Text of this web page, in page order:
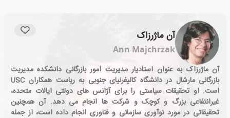
آن ماژرزاک
Ann Majchrzak
آن ماژرزاک به عنوان استادیار مدیریت امور بازرگانی دانشکده مدیریت
بازرگانی مارشال در دانشگاه کالیفرنیای جنوبی به ریاست همکاران USC
است. او تحقیقات سیاستی را برای آژانس های دولتی ایالات متحده،
غیرانتفاعی بزرگ و کوچک و شرکت ها انجام می دهد. آن همچنین
تحقیقاتی در مورد نوآوری سازمانی و فناوری انجام داده است، از جمله